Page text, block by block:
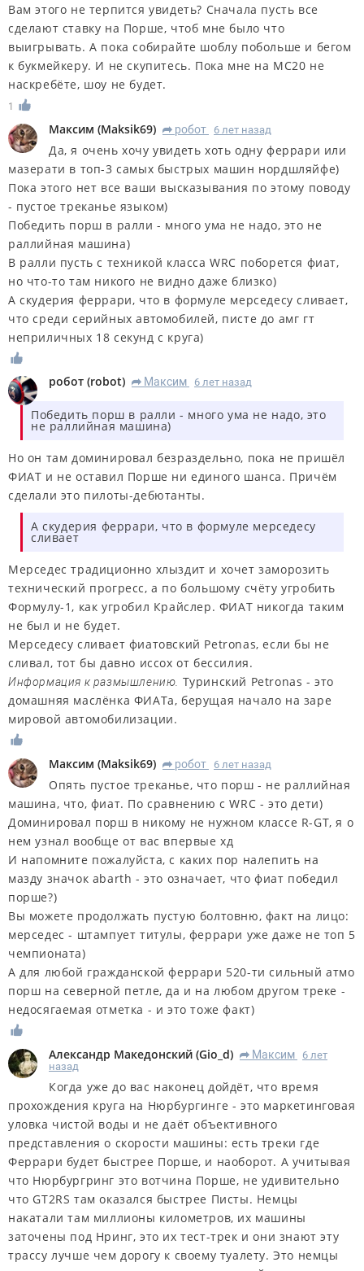
Вам этого не терпится увидеть? Сначала пусть все
сделают ставку на Порше, чтоб мне было что
выигрывать. А пока собирайте шоблу побольше и бегом
к букмейкеру. И не скупитесь. Пока мне на МС20 не
наскребёте, шоу не будет.
1
Максим (Maksik69) R робот 6 лет назад
Да, я очень хочу увидеть хоть одну феррари или
мазерати в топ-3 самых быстрых машин нордшляйфе)
Пока этого нет все ваши высказывания по этому поводу
- пустое треканье языком)
Победить порш в ралли - много ума не надо, это не
раллийная машина)
В ралли пусть с техникой класса WRC поборется фиат,
но что-то там никого не видно даже близко)
А скудерия феррари, что в формуле мерседесу сливает,
что среди серийных автомобилей, писте до амг гт
неприличных 18 секунд с круга)
робот (robot) R Максим 6 лет назад
Победить порш в ралли - много ума не надо, это
не раллийная машина)
Но он там доминировал безраздельно, пока не пришёл
ФИАТ и не оставил Порше ни единого шанса. Причём
сделали это пилоты-дебютанты.
А скудерия феррари, что в формуле мерседесу
сливает
Мерседес традиционно хлыздит и хочет заморозить
технический прогресс, а по большому счёту угробить
Формулу-1, как угробил Крайслер. ФИАТ никогда таким
не был и не будет.
Мерседесу сливает фиатовский Petronas, если бы не
сливал, тот бы давно иссох от бессилия.
Информация к размышлению. Туринский Petronas - это
домашняя маслёнка ФИАТа, берущая начало на заре
мировой автомобилизации.
Максим (Maksik69) R робот 6 лет назад
Опять пустое треканье, что порш - не раллийная
машина, что, фиат. По сравнению с WRC - это дети)
Доминировал порш в никому не нужном классе R-GT, я о
нем узнал вообще от вас впервые хд
И напомните пожалуйста, с каких пор налепить на
мазду значок abarth - это означает, что фиат победил
порше?)
Вы можете продолжать пустую болтовню, факт на лицо:
мерседес - штампует титулы, феррари уже даже не топ 5
чемпионата)
А для любой гражданской феррари 520-ти сильный атмо
порш на северной петле, да и на любом другом треке -
недосягаемая отметка - и это тоже факт)
Александр Македонский (Gio_d) R Максим
6 лет
назад
Когда уже до вас наконец дойдёт, что время
прохождения круга на Нюрбургинге - это маркетинговая
уловка чистой воды и не даёт объективного
представления о скорости машины: есть треки где
Феррари будет быстрее Порше, и наоборот. А учитывая
что Нюрбургринг это вотчина Порше, не удивительно
что GT2RS там оказался быстрее Писты. Немцы
накатали там миллионы километров, их машины
заточены под Нринг, это их тест-трек и они знают эту
трассу лучше чем дорогу к своему туалету. Это немцы